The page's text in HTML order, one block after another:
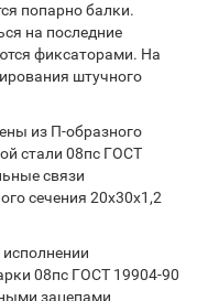
попарно балки.
на последние
фиксаторами. На
штучного
из П-образного
стали 08пс ГОСТ
связи
сечения 20х30х1,2
08пс ГОСТ 19904-90
зацепами